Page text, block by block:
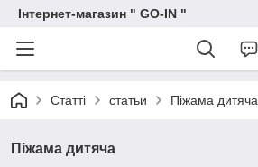
Інтернет-магазин " GO-IN "
Статті статьи Піжама дитяча
Піжама дитяча